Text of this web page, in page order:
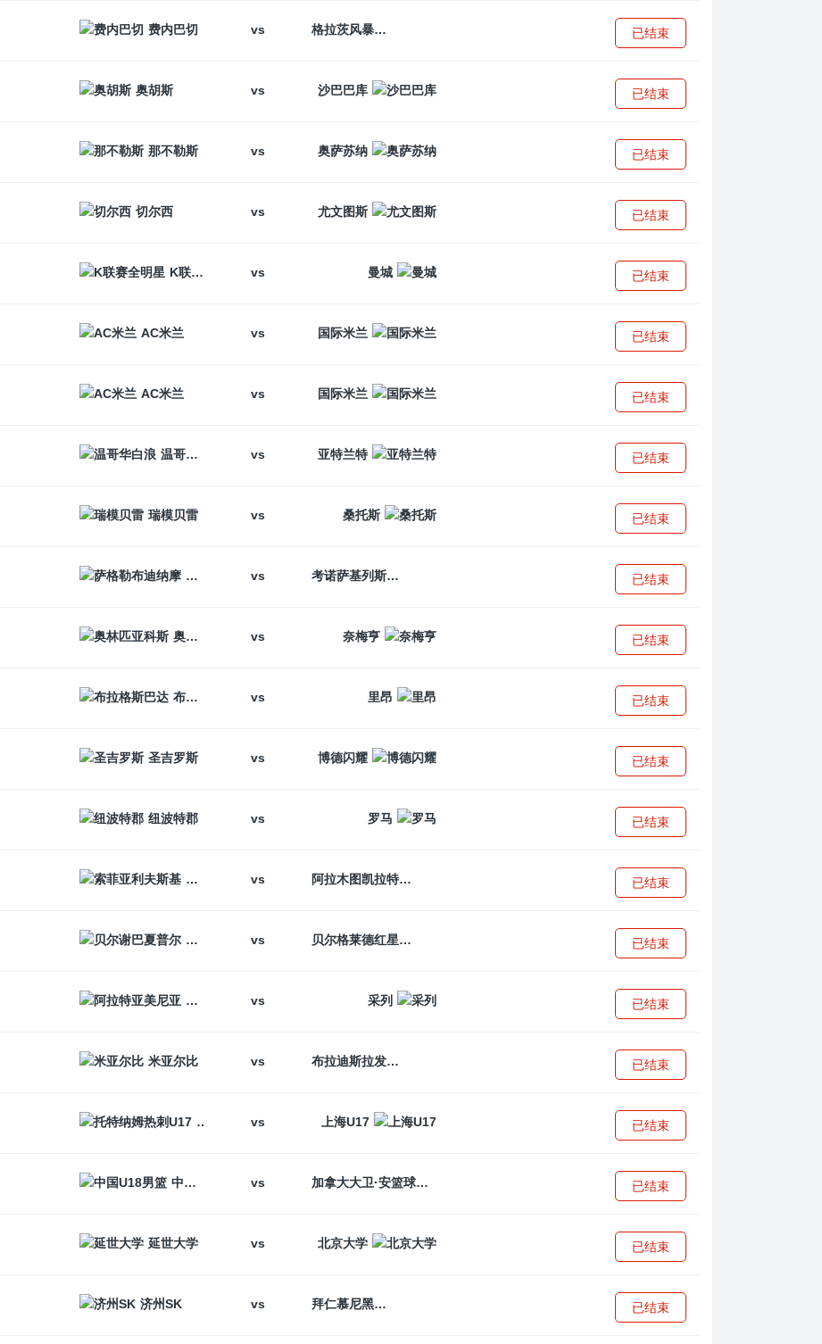
费内巴切 vs 格拉茨风暴 已结束
奥胡斯 vs 沙巴巴库 已结束
那不勒斯 vs 奥萨苏纳 已结束
切尔西 vs 尤文图斯 已结束
K联赛全明星 vs 曼城 已结束
AC米兰 vs 国际米兰 已结束
AC米兰 vs 国际米兰 已结束
温哥华白浪 vs 亚特兰特 已结束
瑞模贝雷 vs 桑托斯 已结束
萨格勒布迪纳摩
vs 考诺萨基列斯 已结束
奥林匹亚科斯 vs 奈梅亨 已结束
布拉格斯巴达 vs 里昂 已结束
圣吉罗斯 vs 博德闪耀 已结束
纽波特郡 vs 罗马 已结束
索菲亚利夫斯基
vs 阿拉木图凯拉特 已结束
贝尔谢巴夏普尔
vs 贝尔格莱德红星 已结束
阿拉特亚美尼亚
vs 采列 已结束
米亚尔比 vs 布拉迪斯拉发 已结束
托特纳姆热刺U17
vs 上海U17 已结束
中国U18男篮 vs 加拿大大卫·安篮球学院 已结束
延世大学 vs 北京大学 已结束
济州SK vs 拜仁慕尼黑 已结束